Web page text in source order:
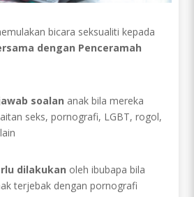
bicara seksualiti kepada
dengan Penceramah
soalan anak bila mereka
seks, pornografi, LGBT, rogol,
dilakukan oleh ibubapa bila
terjebak dengan pornografi